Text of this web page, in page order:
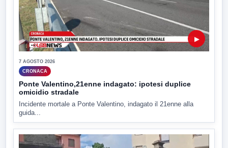
▶
7 AGOSTO 2026
CRONACA
Ponte Valentino,21enne indagato: ipotesi duplice
omicidio stradale
Incidente mortale a Ponte Valentino, indagato il 21enne alla
guida...